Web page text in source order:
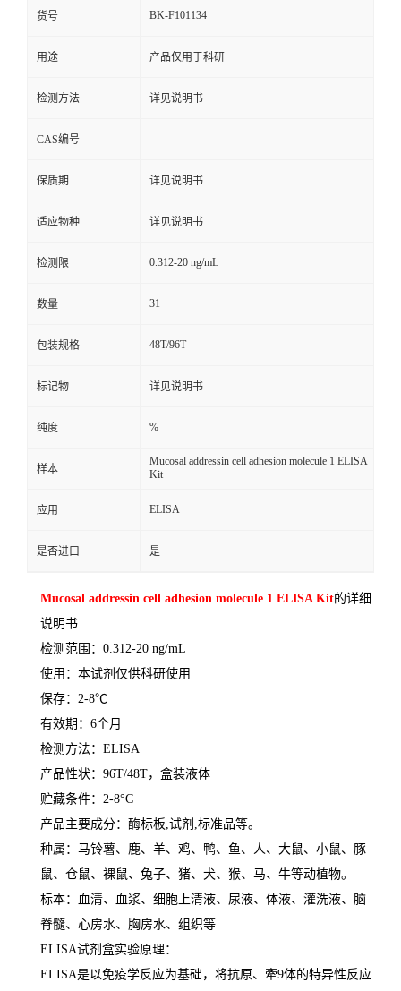
货号 BK-F101134
用途 产品仅用于科研
检测方法 详见说明书
CAS编号
保质期 详见说明书
适应物种 详见说明书
检测限 0.312-20 ng/mL
数量 31
包装规格 48T/96T
标记物 详见说明书
纯度 %
样本
Mucosal addressin cell adhesion molecule 1 ELISA
Kit
应用 ELISA
是否进口 是
Mucosal addressin cell adhesion molecule 1 ELISA Kit的详细
说明书
检测范围： 0.312-20 ng/mL
使用：本试剂仅供科研使用
保存： 2-8℃
有效期： 6个月
检测方法： ELISA
产品性状： 96T/48T，盒装液体
贮藏条件： 2-8°C
产品主要成分：酶标板 试剂 标准品等。
种属：马铃薯、鹿、羊、鸡、鸭、鱼、人、大鼠、小鼠、豚
鼠、仓鼠、裸鼠、兔子、猪、犬、猴、马、牛等动植物。
标本：血清、血浆、细胞上清液、尿液、体液、灌洗液、脑
脊髓、心房水、胸房水、组织等
ELISA试剂盒实验原理：
ELISA是以免疫学反应为基础，将抗原、牽9体的特异性反应